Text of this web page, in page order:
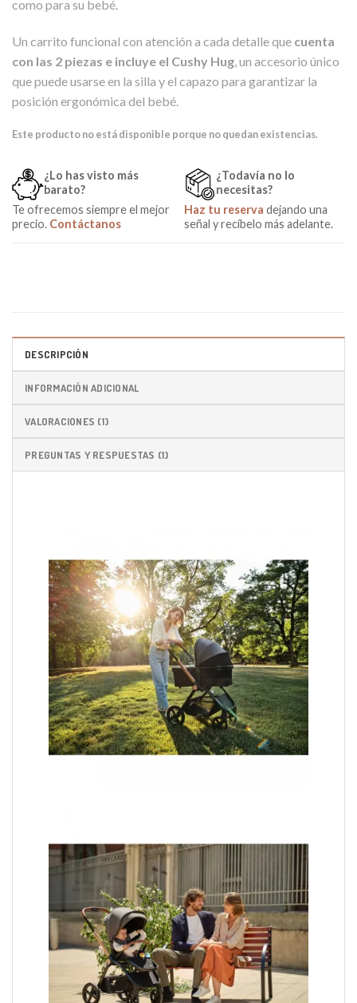
como para su bebé.
Un carrito funcional con atención a cada detalle que cuenta
con las 2 piezas e incluye el Cushy Hug, un accesorio único
que puede usarse en la silla y el capazo para garantizar la
posición ergonómica del bebé.
Este producto no está disponible porque no quedan existencias.
¿Lo has visto más
barato?
Te ofrecemos siempre el mejor
precio. Contáctanos
¿Todavía no lo
necesitas?
Haz tu reserva dejando una
señal y recíbelo más adelante.
DESCRIPCIÓN
INFORMACIÓN ADICIONAL
VALORACIONES (1)
PREGUNTAS Y RESPUESTAS (1)